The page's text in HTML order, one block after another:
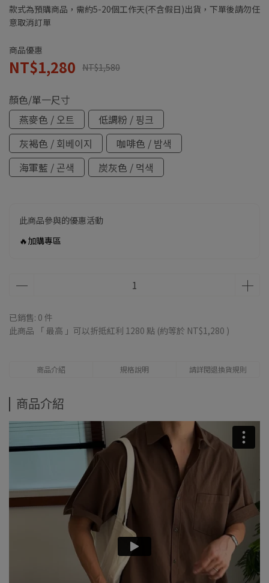
款式為預購商品，需約5-20個工作天(不含假日)出貨，下單後請勿任
意取消訂單
商品優惠
NT$1,280 NT$1,580
顏色/單一尺寸
燕麥色 / 오트
低調粉 / 핑크
灰褐色 / 회베이지
咖啡色 / 밤색
海軍藍 / 곤색
炭灰色 / 먹색
此商品參與的優惠活動
🔥加購專區
已銷售: 0 件
此商品 「 最高 」可以折抵紅利 1280 點 (約等於 NT$1,280 )
商品介紹 規格說明 請詳閱退換貨規則
商品介紹